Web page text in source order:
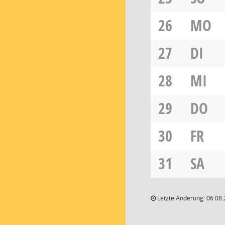
26
MO
27
DI
28
MI
29
DO
30
FR
31
SA
Letzte Änderung: